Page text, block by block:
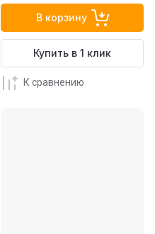
В корзину
Купить в 1 клик
К сравнению